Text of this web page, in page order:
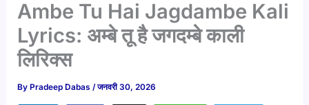
Ambe Tu Hai Jagdambe Kali
Lyrics: अम्बे तू है जगदम्बे काली
लिरिक्स
By Pradeep Dabas/जनवरी 30, 2026